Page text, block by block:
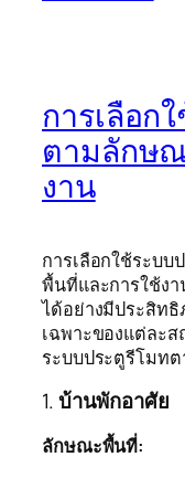
การเลือก
ตามลักษ
งาน
การเลือกใช้ระบ
พื้นที่และการใช้ง
ได้อย่างมีประสิท
เฉพาะของแต่ละ
ระบบประตูรีโมท
1.บ้านพักอาศัย
ลักษณะพื้นที่: